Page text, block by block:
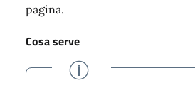
pagina.
Cosa serve